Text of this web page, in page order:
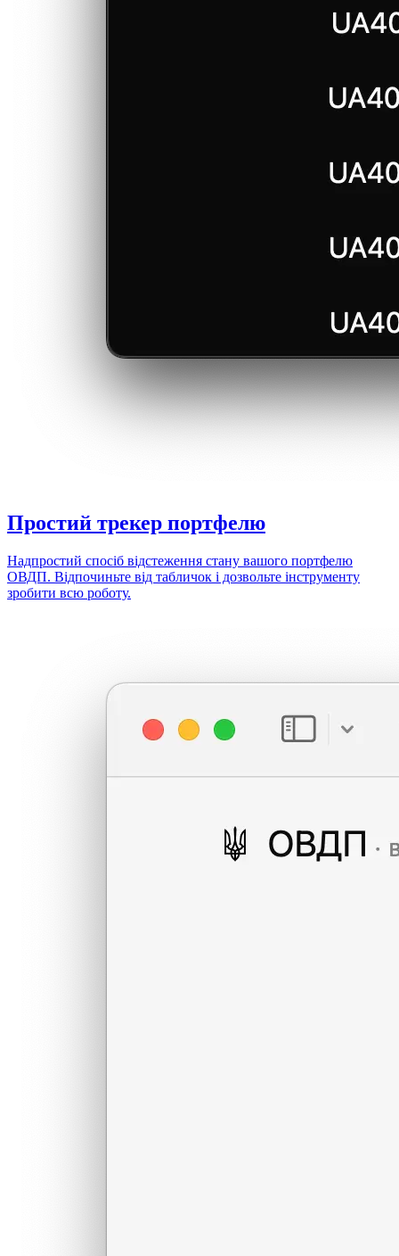
Простий трекер портфелю
Надпростий спосіб відстеження стану вашого портфелю
ОВДП. Відпочиньте від табличок і дозвольте інструменту
зробити всю роботу.